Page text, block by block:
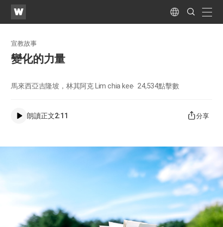
WATV
Language
Search
Submit
宣教故事
變化的力量
馬來西亞吉隆坡，林其阿克 Lim chia kee 24,534點擊數
朗讀正文2:11 分享